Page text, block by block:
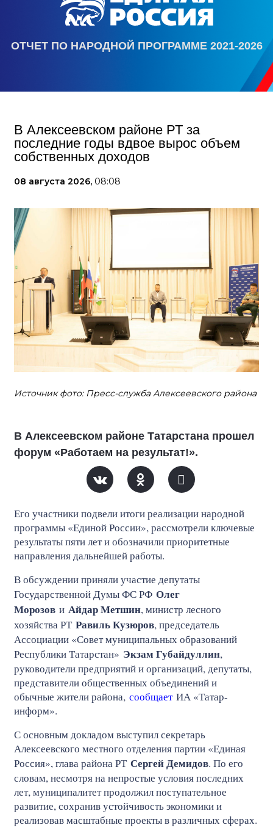
ОТЧЕТ ПО НАРОДНОЙ ПРОГРАММЕ 2021-2026
В Алексеевском районе РТ за
последние годы вдвое вырос объем
собственных доходов
08 августа 2026, 08:08
Источник фото: Пресс-служба Алексеевского района
В Алексеевском районе Татарстана прошел
форум «Работаем на результат!».
Его участники подвели итоги реализации народной
программы «Единой России», рассмотрели ключевые
результаты пяти лет и обозначили приоритетные
направления дальнейшей работы.
В обсуждении приняли участие депутаты
Государственной Думы ФС РФ Олег
Морозов и Айдар Метшин, министр лесного
хозяйства РТ Равиль Кузюров, председатель
Ассоциации «Совет муниципальных образований
Республики Татарстан» Экзам Губайдуллин,
руководители предприятий и организаций, депутаты,
представители общественных объединений и
обычные жители района, сообщаетИА «Татар-
информ».
С основным докладом выступил секретарь
Алексеевского местного отделения партии «Единая
Россия», глава района РТ Сергей Демидов. По его
словам, несмотря на непростые условия последних
лет, муниципалитет продолжил поступательное
развитие, сохранив устойчивость экономики и
реализовав масштабные проекты в различных сферах.